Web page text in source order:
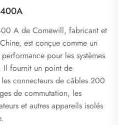
A de Comewill, fabricant et
est conçue comme un
pour les systèmes
Il fournit un point de
connecteurs de câbles 200
de commutation, les
et autres appareils isolés